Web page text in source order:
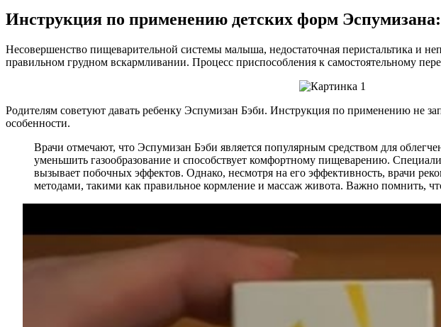
Инструкция по применению детских форм
Несовершенство пищеварительной системы малыша, недостаточная перистальтика и
правильном грудном вскармливании. Процесс приспособления к самостоятельному
Родителям советуют давать ребенку Эспумизан Бэби. Инструкция по применению не
особенности.
Врачи отмечают, что Эспумизан Бэби является популярным средством для
уменьшить газообразование и способствует комфортному пищеварению.
вызывает побочных эффектов. Однако, несмотря на его эффективность, врачи
методами, такими как правильное кормление и массаж живота. Важно помнить,